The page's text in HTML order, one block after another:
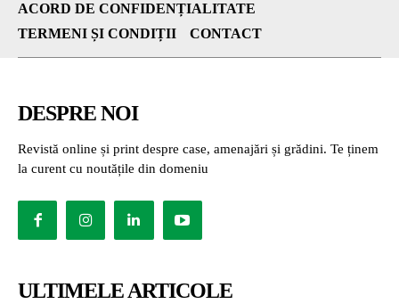
ACORD DE CONFIDENȚIALITATE
TERMENI ȘI CONDIȚII
CONTACT
DESPRE NOI
Revistă online și print despre case, amenajări și grădini. Te ținem
la curent cu noutățile din domeniu
ULTIMELE ARTICOLE